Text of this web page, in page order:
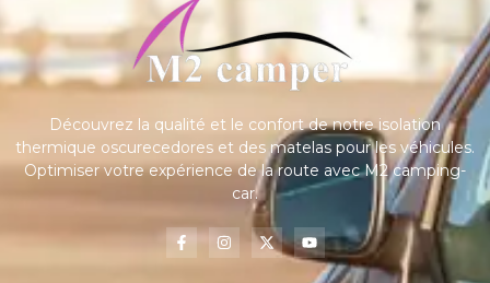
Découvrez la qualité et le confort de notre isolation
thermique oscurecedores et des matelas pour les véhicules.
Optimiser votre expérience de la route avec M2 camping-
car.